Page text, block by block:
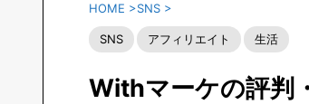
HOME >SNS >
SNS アフィリエイト 生活
Withマーケの評判